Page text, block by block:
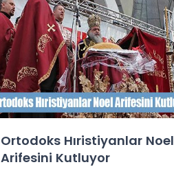
Ortodoks Hıristiyanlar Noel
Arifesini Kutluyor